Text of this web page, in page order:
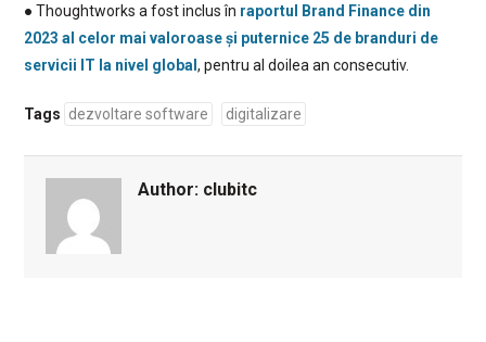
● Thoughtworks a fost inclus în raportul Brand Finance din
2023 al celor mai valoroase și puternice 25 de branduri de
servicii IT la nivel global , pentru al doilea an consecutiv.
Tags dezvoltare software digitalizare
Author: clubitc